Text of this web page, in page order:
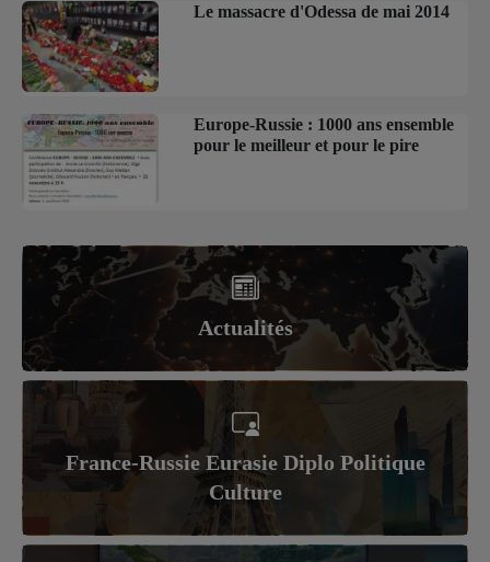
Le massacre d'Odessa de mai 2014
Europe-Russie : 1000 ans ensemble
pour le meilleur et pour le pire
Actualités
France-Russie Eurasie Diplo Politique
Culture